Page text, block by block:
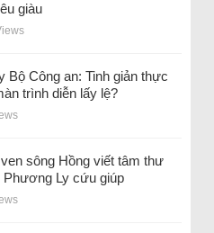
giàu
Bộ Công an: Tinh giản thực
trình diễn lấy lệ?
sông Hồng viết tâm thư
Phương Ly cứu giúp